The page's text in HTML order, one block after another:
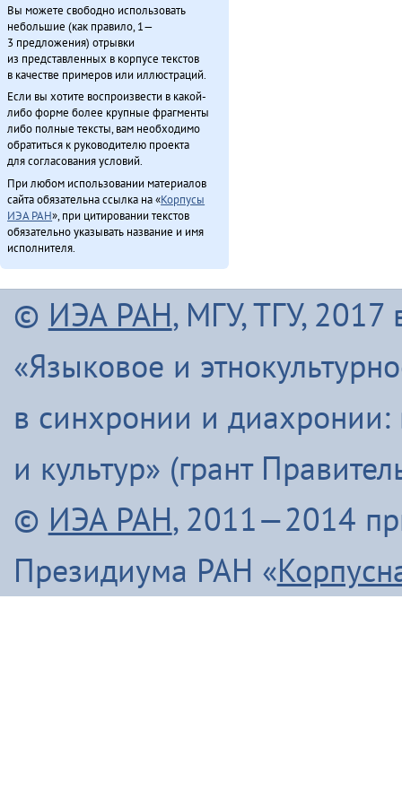
Вы можете свободно использовать
небольшие (как правило, 1—
3 предложения) отрывки
из представленных в корпусе текстов
в качестве примеров или иллюстраций.
Если вы хотите воспроизвести в какой-
либо форме более крупные фрагменты
либо полные тексты, вам необходимо
обратиться к руководителю проекта
для согласования условий.
При любом использовании материалов
сайта обязательна ссылка на «Корпусы
ИЭА РАН», при цитировании текстов
обязательно указывать название и имя
исполнителя.
© ИЭА РАН, МГУ, ТГУ, 2017
«Языковое и
в синхронии и диахронии:
и культур» (грант
© ИЭА РАН, 2011—2014
Президиума РАН «